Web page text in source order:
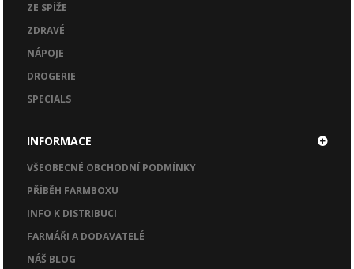
ZE SPÍŽE
ZDRAVÉ
NÁPOJE
DROGERIE
SPECIALS
INFORMACE
VŠEOBECNÉ OBCHODNÍ PODMÍNKY
PŘÍBĚH FARMBOXU
INFO K DISTRIBUCI
FARMÁŘI A DODAVATELÉ
NÁŠ BLOG